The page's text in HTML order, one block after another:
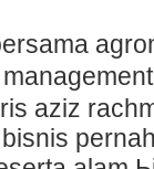
aziz